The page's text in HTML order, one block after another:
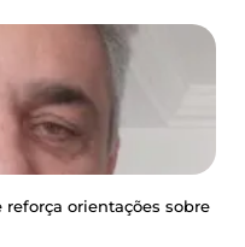
reforça orientações sobre